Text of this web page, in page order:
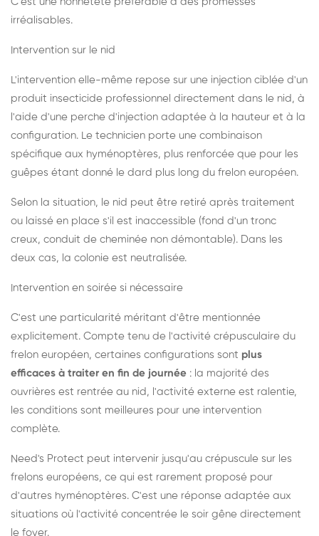
irréalisables.
Intervention sur le nid
L'intervention elle-même repose sur une injection ciblée d'un
produit insecticide professionnel directement dans le nid, à
l'aide d'une perche d'injection adaptée à la hauteur et à la
configuration. Le technicien porte une combinaison
spécifique aux hyménoptères, plus renforcée que pour les
guêpes étant donné le dard plus long du frelon européen.
Selon la situation, le nid peut être retiré après traitement
ou laissé en place s'il est inaccessible (fond d'un tronc
creux, conduit de cheminée non démontable). Dans les
deux cas, la colonie est neutralisée.
Intervention en soirée si nécessaire
C'est une particularité méritant d'être mentionnée
explicitement. Compte tenu de l'activité crépusculaire du
frelon européen, certaines configurations sont plus
efficaces à traiter en fin de journée : la majorité des
ouvrières est rentrée au nid, l'activité externe est ralentie,
les conditions sont meilleures pour une intervention
complète.
Need's Protect peut intervenir jusqu'au crépuscule sur les
frelons européens, ce qui est rarement proposé pour
d'autres hyménoptères. C'est une réponse adaptée aux
situations où l'activité concentrée le soir gêne directement
le foyer.